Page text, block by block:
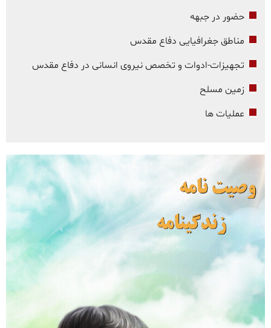
حضور در جبهه
مناطق جغرافیایی دفاع مقدس
تجهیزات-ادوات و تخصص نیروی انسانی در دفاع مقدس
زمین مسلح
عملیات ها